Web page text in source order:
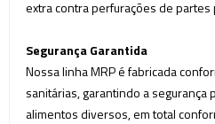
extra contra perfurações de partes
Segurança Garantida
Nossa linha MRP é fabricada
sanitárias, garantindo a segurança
alimentos diversos, em total